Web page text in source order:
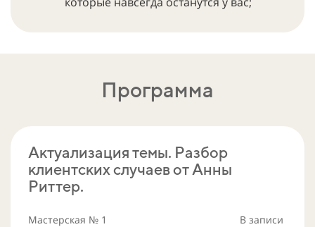
Программа
Актуализация темы. Разбор
клиентских случаев от Анны
Риттер.
Мастерская № 1 В записи